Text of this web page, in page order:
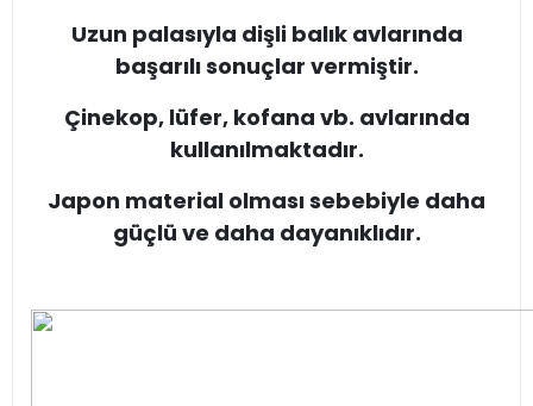
Uzun palasıyla dişli balık avlarında
başarılı sonuçlar vermiştir.
Çinekop, lüfer, kofana vb. avlarında
kullanılmaktadır.
Japon material olması sebebiyle daha
güçlü ve daha dayanıklıdır.